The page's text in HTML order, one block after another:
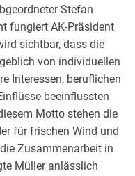
Stefan
fungiert AK-Präsident
sichtbar, dass die
von individuellen
Interessen, beruflichen
beeinflussten
Motto stehen die
für frischen Wind und
Zusammenarbeit in
Müller anlässlich